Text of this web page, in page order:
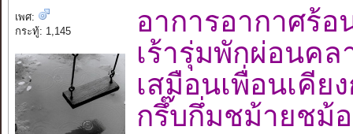
เพศ:
กระทู้: 1,145
อาการอากาศ
เร้ารุ่มพักผ่อนค
เสมือนเพื่อนเคี
กรึ๊บกึ่มชม้ายช